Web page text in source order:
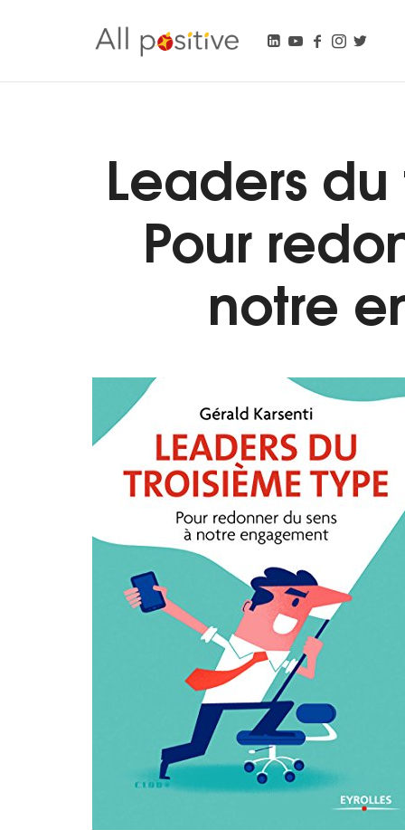
All Positive
Leaders
Pour
notre